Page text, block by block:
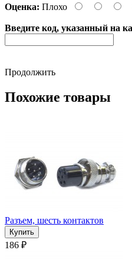
Оценка: Плохо
Введите код, указанный на
Продолжить
Похожие товары
Разъем, шесть контактов
186 ₽